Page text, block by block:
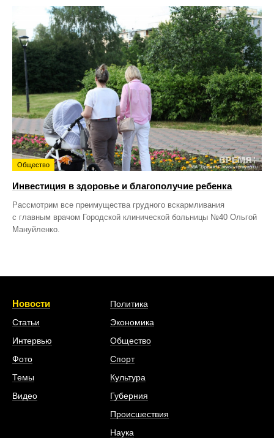
Общество
Инвестиция в здоровье и благополучие ребенка
Рассмотрим все преимущества грудного вскармливания
с главным врачом Городской клинической больницы №40 Ольгой
Мануйленко.
Новости
Статьи
Интервью
Фото
Темы
Видео
Политика
Экономика
Общество
Спорт
Культура
Губерния
Происшествия
Наука